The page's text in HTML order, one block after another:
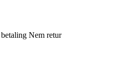
Nem retur